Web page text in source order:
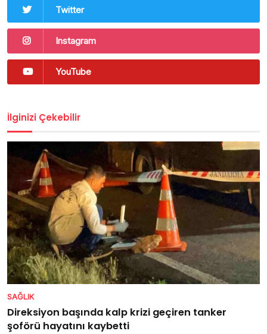
Twitter
Instagram
YouTube
İlginizi Çekebilir
SAĞLIK
Direksiyon başında kalp krizi geçiren tanker
şoförü hayatını kaybetti